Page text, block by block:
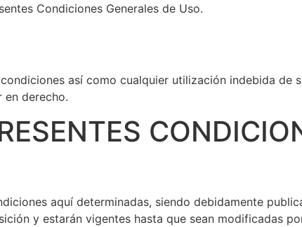
Condiciones Generales de Uso.
así como cualquier utilización indebida de
en derecho.
aquí determinadas, siendo debidamente
y estarán vigentes hasta que sean modificadas